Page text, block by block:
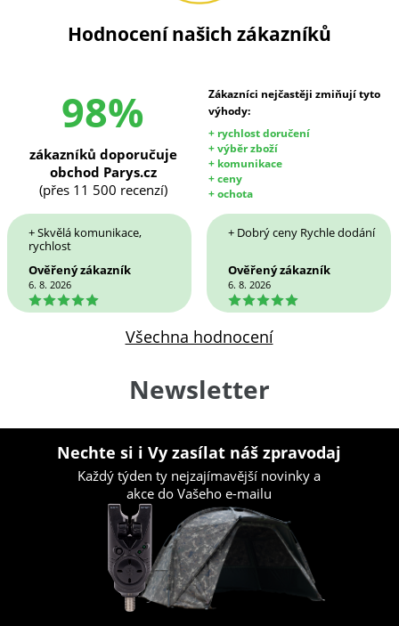
Hodnocení našich zákazníků
98%
Zákazníci nejčastěji zmiňují tyto
výhody:
+ rychlost doručení
+ výběr zboží
+ komunikace
+ ceny
+ ochota
zákazníků doporučuje
obchod Parys.cz
(přes 11 500 recenzí)
+ Skvělá komunikace,
rychlost
Ověřený zákazník
6. 8. 2026
5
+ Dobrý ceny Rychle dodání
Ověřený zákazník
6. 8. 2026
5
Všechna hodnocení
Newsletter
Nechte si i Vy zasílat náš zpravodaj
Každý týden ty nejzajímavější novinky a
akce do Vašeho e-mailu